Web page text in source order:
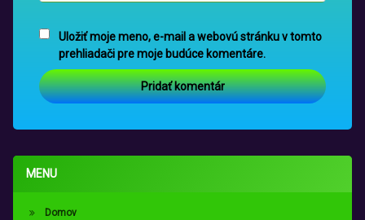
Uložiť moje meno, e-mail a webovú stránku v tomto
prehliadači pre moje budúce komentáre.
MENU
Domov